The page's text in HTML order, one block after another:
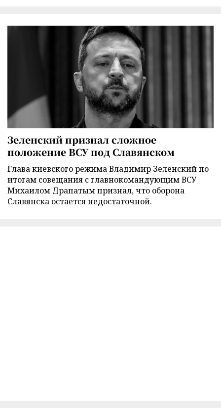
Зеленский признал сложное
положение ВСУ под Славянском
Глава киевского режима Владимир Зеленский по
итогам совещания с главнокомандующим ВСУ
Михаилом Драпатым признал, что оборона
Славянска остается недостаточной.